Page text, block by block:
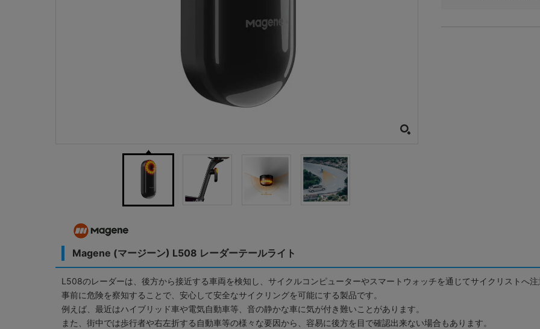
Magene (マージーン) L508 レーダーテールライト
L508のレーダーは、後方から接近する車両を検知し、サイクルコンピューターやスマートウォッチを通じてサイクリストへ注
事前に危険を察知することで、安心して安全なサイクリングを可能にする製品です。
例えば、最近はハイブリッド車や電気自動車等、音の静かな車に気が付き難いことがあります。
また、街中では歩行者や右左折する自動車等の様々な要因から、容易に後方を目で確認出来ない場合もあります。